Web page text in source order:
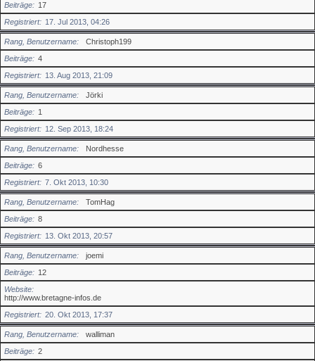
Beiträge
17
Registriert
17. Jul 2013, 04:26
Rang, Benutzername
Christoph199
Beiträge
4
Registriert
13. Aug 2013, 21:09
Rang, Benutzername
Jörki
Beiträge
1
Registriert
12. Sep 2013, 18:24
Rang, Benutzername
Nordhesse
Beiträge
6
Registriert
7. Okt 2013, 10:30
Rang, Benutzername
TomHag
Beiträge
8
Registriert
13. Okt 2013, 20:57
Rang, Benutzername
joemi
Beiträge
12
Website
http://www.bretagne-infos.de
Registriert
20. Okt 2013, 17:37
Rang, Benutzername
walliman
Beiträge
2